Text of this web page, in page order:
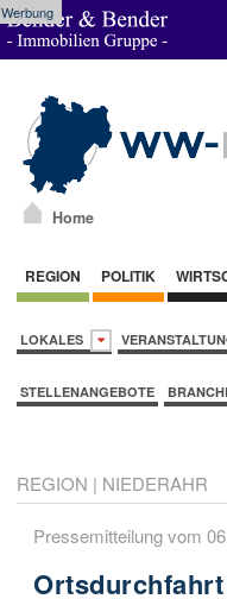
Werbung
Home
REGION POLITIK
LOKALES
STELLENANGEBOTE
REGION | NIEDERAHR
Pressemitteilung vom